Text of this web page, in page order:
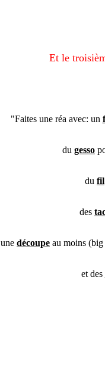
Et le
"Faites une réa avec: un
du gesso
du fil
des
une découpe au moins
et des